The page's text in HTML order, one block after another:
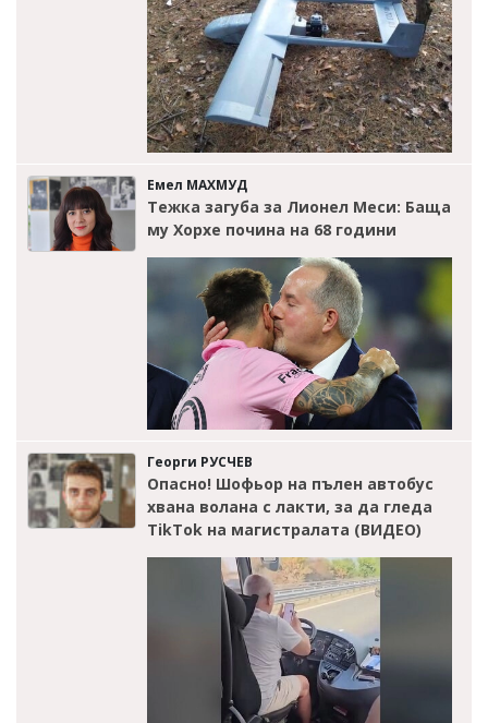
Емел МАХМУД
Тежка загуба за Лионел Меси: Баща
му Хорхе почина на 68 години
Георги РУСЧЕВ
Опасно! Шофьор на пълен автобус
хвана волана с лакти, за да гледа
TikTok на магистралата (ВИДЕО)